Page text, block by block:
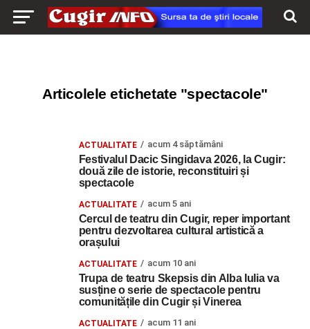
Articolele etichetate "spectacole"
ACTUALITATE acum 4 săptămâni
Festivalul Dacic Singidava 2026, la Cugir:
două zile de istorie, reconstituiri și
spectacole
ACTUALITATE acum 5 ani
Cercul de teatru din Cugir, reper important
pentru dezvoltarea cultural artistică a
orașului
ACTUALITATE acum 10 ani
Trupa de teatru Skepsis din Alba Iulia va
susține o serie de spectacole pentru
comunitățile din Cugir și Vinerea
ACTUALITATE acum 11 ani